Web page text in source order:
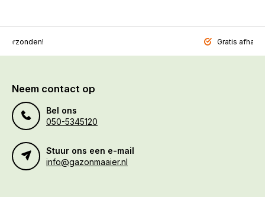
verzonden! Gratis
Neem contact op
Bel ons
050-5345120
Stuur ons een e-mail
info@gazonmaaier.nl